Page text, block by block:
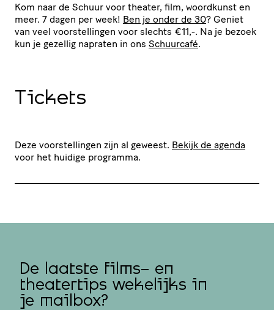
Kom naar de Schuur voor theater, film, woordkunst en
meer. 7 dagen per week! Ben je onder de 30? Geniet
van veel voor­stel­lingen voor slechts €11,-. Na je bezoek
kun je gezellig napraten in ons Schuurcafé.
Tickets
Deze voorstellingen zijn al geweest. Bekijk de agenda
voor het huidige programma.
De laatste films- en
theatertips wekelijks in
je mailbox?